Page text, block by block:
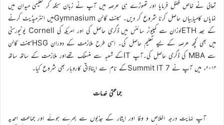
تعالیٰ نے خاص فضل فرمایا اور تھوڑے ہی عرصہ میں آپ نے زبان سیکھ کر تعلیمی میدان میں
نمایاں کامیابیاں حاصل کرنا شروع کر دیں۔ سینٹ گالن Gymnasiumمیں انٹرمیڈیٹ کرنے
کے بعد ETHلوزان سے کمپیوٹر سائنس میں ڈگری حاصل کی اور امریکہ کی Cornell یونیورسٹی
میں بھی کچھ عرصہ کے لیے تعلیم حاصل کی۔ اِسی طرح ملازمت کے دوران HSGسینٹ گالن
سے MBA کی ڈگری حاصل کی۔آپ ITکے شعبہ سے منسلک تھےاور ملازمت کے ساتھ ساتھ
۲۰۱۴ء میں آپ نے 7 Summit ITکے نام سے اپناذاتی کاروبار بھی شروع کیا۔
جماعتی خدمات
آپ نہایت درجہ اخلاص و وفا اور ایثار کے جذبوں سے بھرے ہوئے اور جماعت احمدیہ